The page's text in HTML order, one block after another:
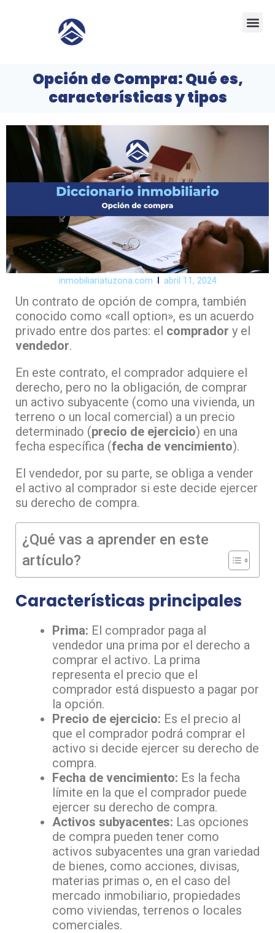
Opción de Compra: Qué es,
características y tipos
inmobiliariatuzona.com abril 11, 2024
Un contrato de opción de compra, también
conocido como «call option», es un acuerdo
privado entre dos partes: el comprador y el
vendedor.
En este contrato, el comprador adquiere el
derecho, pero no la obligación, de comprar
un activo subyacente (como una vivienda, un
terreno o un local comercial) a un precio
determinado (precio de ejercicio) en una
fecha específica (fecha de vencimiento).
El vendedor, por su parte, se obliga a vender
el activo al comprador si este decide ejercer
su derecho de compra.
¿Qué vas a aprender en este
artículo?
Características principales
Prima: El comprador paga al
vendedor una prima por el derecho a
comprar el activo. La prima
representa el precio que el
comprador está dispuesto a pagar por
la opción.
Precio de ejercicio: Es el precio al
que el comprador podrá comprar el
activo si decide ejercer su derecho de
compra.
Fecha de vencimiento: Es la fecha
límite en la que el comprador puede
ejercer su derecho de compra.
Activos subyacentes: Las opciones
de compra pueden tener como
activos subyacentes una gran variedad
de bienes, como acciones, divisas,
materias primas o, en el caso del
mercado inmobiliario, propiedades
como viviendas, terrenos o locales
comerciales.